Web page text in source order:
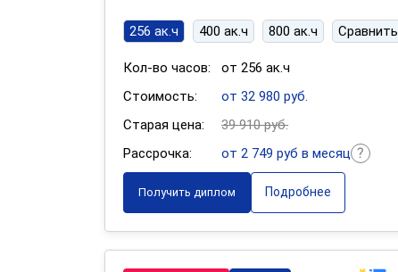
256 ак.ч 400 ак.ч 800 ак.ч Сравнить
Кол-во часов:
от 256 ак.ч
Стоимость:
от 32 980 руб.
Старая цена:
39 910 руб.
Рассрочка:
от 2 749 руб в месяц
Получить диплом Подробнее